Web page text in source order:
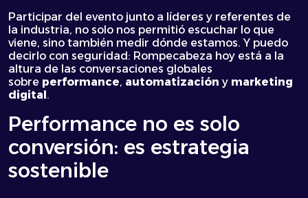
Participar del evento junto a líderes y referentes de
la industria, no solo nos permitió escuchar lo que
viene, sino también medir dónde estamos. Y puedo
decirlo con seguridad: Rompecabeza hoy está a la
altura de las conversaciones globales
sobre performance, automatización y marketing
digital.
Performance no es solo
conversión: es estrategia
sostenible